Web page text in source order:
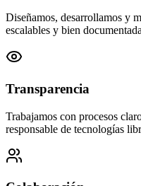
Diseñamos, desarrollamos y
escalables y bien
Transparencia
Trabajamos con procesos
responsable de tecnologías